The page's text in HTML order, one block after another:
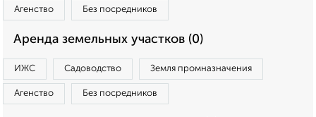
Агенство Без посредников
Аренда земельных участков (0)
ИЖС Садоводство Земля промназначения
Агенство Без посредников